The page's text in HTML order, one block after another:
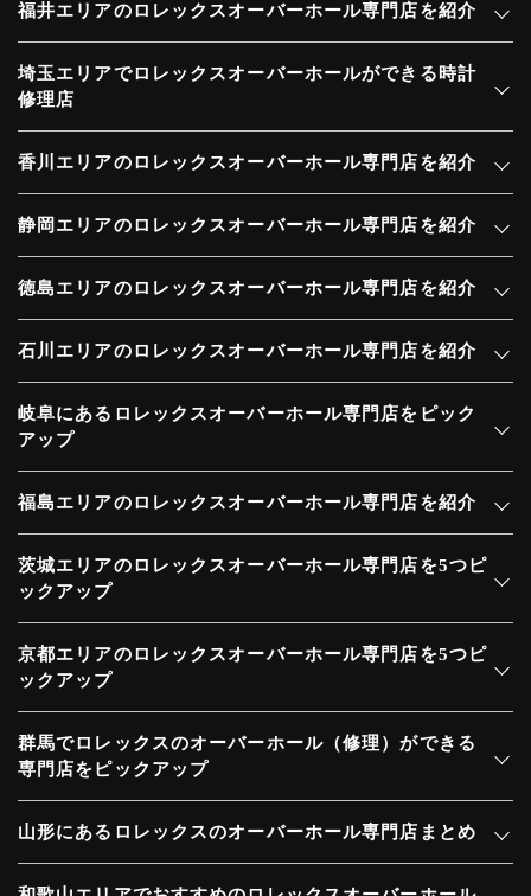
福井エリアのロレックスオーバーホール専門店を紹介
埼玉エリアでロレックスオーバーホールができる時計
修理店
香川エリアのロレックスオーバーホール専門店を紹介
静岡エリアのロレックスオーバーホール専門店を紹介
徳島エリアのロレックスオーバーホール専門店を紹介
石川エリアのロレックスオーバーホール専門店を紹介
岐阜にあるロレックスオーバーホール専門店をピック
アップ
福島エリアのロレックスオーバーホール専門店を紹介
茨城エリアのロレックスオーバーホール専門店を5つピ
ックアップ
京都エリアのロレックスオーバーホール専門店を5つピ
ックアップ
群馬でロレックスのオーバーホール（修理）ができる
専門店をピックアップ
山形にあるロレックスのオーバーホール専門店まとめ